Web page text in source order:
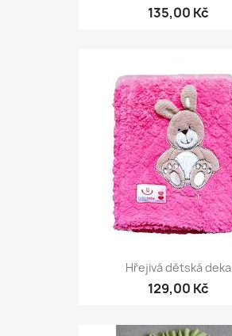
135,00 Kč
Hřejivá dětská deka
129,00 Kč